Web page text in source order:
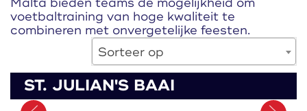
voetbaltraining van hoge kwaliteit te
combineren met onvergetelijke feesten.
Sorteer op
ST. JULIAN'S BAAI